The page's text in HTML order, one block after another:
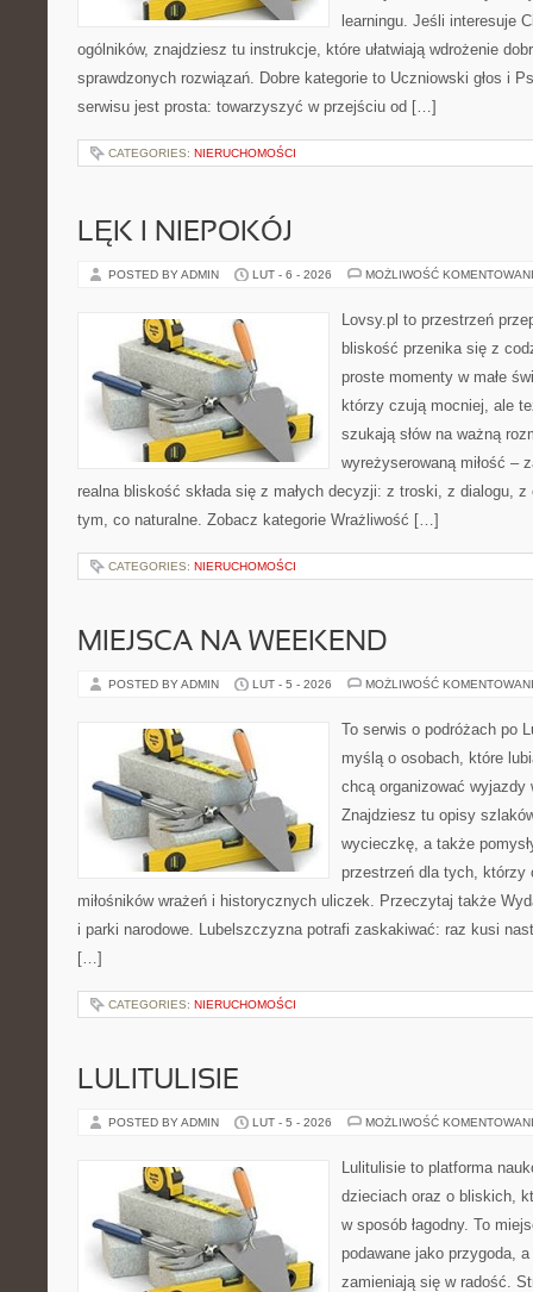
learningu. Jeśli interesuje
ogólników, znajdziesz tu instrukcje, które ułatwiają wdrożenie
sprawdzonych rozwiązań. Dobre kategorie to Uczniowski głos i
serwisu jest prosta: towarzyszyć w przejściu od […]
CATEGORIES: NIERUCHOMOŚCI
LĘK I NIEPOKÓJ
POSTED BY ADMIN LUT - 6 - 2026 MOŻLIWOŚĆ
Lovsy.pl to przestrzeń
bliskość przenika się z
proste momenty w małe
którzy czują mocniej, ale
szukają słów na ważną
wyreżyserowaną miłość –
realna bliskość składa się z małych decyzji: z troski, z dialogu,
tym, co naturalne. Zobacz kategorie Wrażliwość […]
CATEGORIES: NIERUCHOMOŚCI
MIEJSCA NA WEEKEND
POSTED BY ADMIN LUT - 5 - 2026 MOŻLIWOŚĆ
To serwis o podróżach po
myślą o osobach, które
chcą organizować wyjazdy
Znajdziesz tu opisy
wycieczkę, a także
przestrzeń dla tych, którzy
miłośników wrażeń i historycznych uliczek. Przeczytaj także
i parki narodowe. Lubelszczyzna potrafi zaskakiwać: raz kusi
[…]
CATEGORIES: NIERUCHOMOŚCI
LULITULISIE
POSTED BY ADMIN LUT - 5 - 2026 MOŻLIWOŚĆ
Lulitulisie to platforma
dzieciach oraz o bliskich,
w sposób łagodny. To
podawane jako przygoda,
zamieniają się w radość.